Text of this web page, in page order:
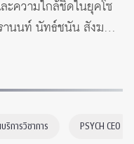
ความใกล้ชิดในยุคโซ
านนท์ นัทธ์ชนัน สังฆ
ระดับปริญญาตรี
นกุล Ep.03 –
วิทยากร: Dr. Adi
[…]
ริการวิชาการ PSYCH CEO